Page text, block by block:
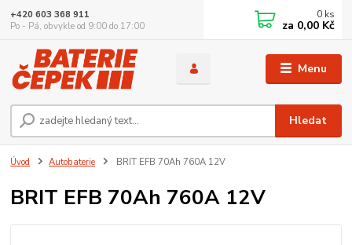
Menu
Hledat
+420 603 368 911
Po - Pá, obvykle od 9:00 do 17:00
0 ks
za 0,00 Kč
Úvod Autobaterie BRIT EFB 70Ah 760A 12V
BRIT EFB 70Ah 760A 12V